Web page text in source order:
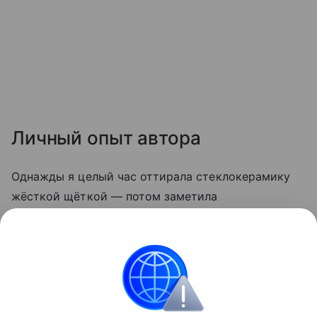
Личный опыт автора
Однажды я целый час оттирала стеклокерамику
жёсткой щёткой — потом заметила
стороной губки и содой. Теперь плита выглядит
опрятно даже после самых «бурных» блюд.